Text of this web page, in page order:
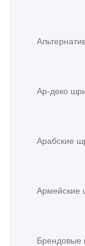
Ар-деко
Арабские
Армейские